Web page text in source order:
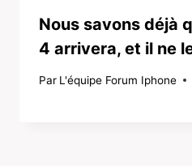
Nous savons déjà
4 arrivera, et il ne
Par L'équipe Forum Iphone